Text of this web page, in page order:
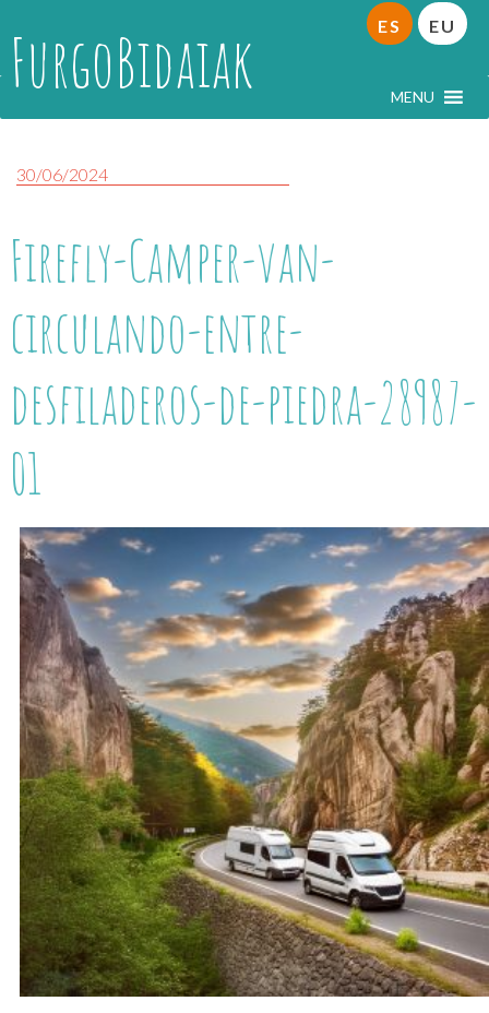
FurgoBidaiak MENU
ES EU
30/06/2024
Firefly-Camper-van-
circulando-entre-
desfiladeros-de-piedra-28987-
01